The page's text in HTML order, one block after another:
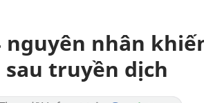
nguyên nhân
truyền dịch